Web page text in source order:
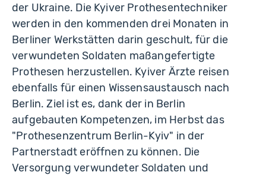
der Ukraine. Die Kyiver Prothesentechniker
werden in den kommenden drei Monaten in
Berliner Werkstätten darin geschult, für die
verwundeten Soldaten maßangefertigte
Prothesen herzustellen. Kyiver Ärzte reisen
ebenfalls für einen Wissensaustausch nach
Berlin. Ziel ist es, dank der in Berlin
aufgebauten Kompetenzen, im Herbst das
"Prothesenzentrum Berlin-Kyiv" in der
Partnerstadt eröffnen zu können. Die
Versorgung verwundeter Soldaten und